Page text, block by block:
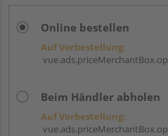
Online bestellen
Auf Vorbestellung:
Beim Händler abholen
Auf Vorbestellung: